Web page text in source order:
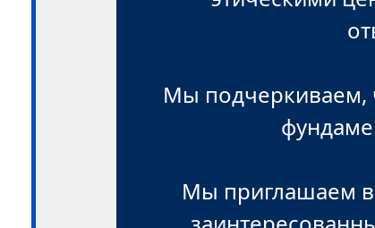
Мы подчеркиваем,
Мы приглашаем